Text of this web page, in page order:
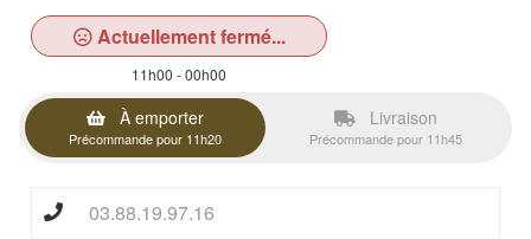
Actuellement fermé...
11h00 - 00h00
À emporter
Précommande pour 11h20
Livraison
Précommande pour 11h45
03.88.19.97.16